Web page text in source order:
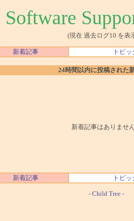
Software
(現在 過去ログ10 を表
新着記事 トピ
24時間以内に投稿された
新着記事はありません
新着記事 トピ
- Child Tree -